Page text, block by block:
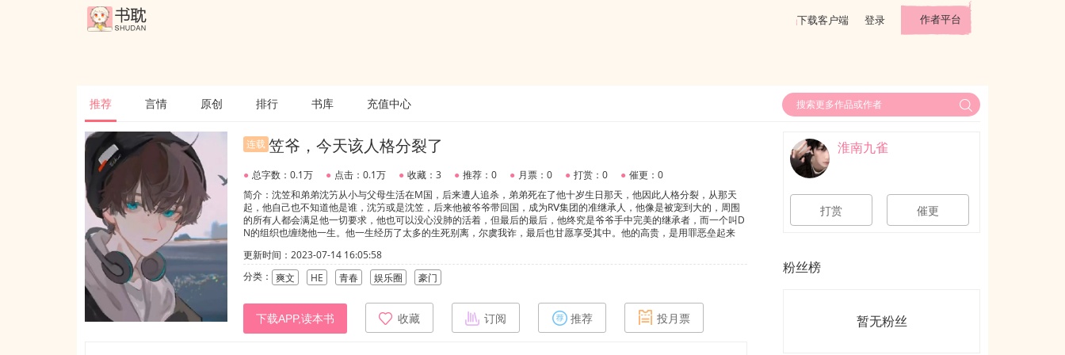
下载客户端 登录 作者平台
推荐 言情 原创 排行 书库 充值中心
连载 笠爷，今天该人格分裂了
● 总字数：0.1万 ● 点击：0.1万 ● 收藏：3 ● 推荐：0 ● 月票：0 ● 打赏：0 ● 催更：0
简介：沈笠和弟弟沈竻从小与父母生活在M国，后来遭人追杀，弟弟死在了他十岁生日那天，他因此人格分裂，从那天
起，他自己也不知道他是谁，沈竻或是沈笠，后来他被爷爷带回国，成为RⅤ集团的准继承人，他像是被宠到大的，周围
的所有人都会满足他一切要求，他也可以没心没肺的活着，但最后的最后，他终究是爷爷手中完美的继承者，而一个叫D
N的组织也缠绕他一生。他一生经历了太多的生死别离，尔虞我诈，最后也甘愿享受其中。他的高贵，是用罪恶垒起来
期后期不一样，前期是沈竻的，后期主角做回自己的时候才是真正的攻。
更新时间：2023-07-14 16:05:58
分类： 爽文 HE 青春 娱乐圈 豪门
下载APP,读本书 收藏 订阅 推荐 投月票
淮南九雀
打赏 催更
粉丝榜
暂无粉丝